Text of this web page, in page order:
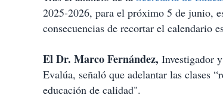
2025-2026, para el próximo 5 de junio,
consecuencias de recortar el calendario
El Dr. Marco Fernández, Investigador
Evalúa, señaló que adelantar las clases
educación de calidad".